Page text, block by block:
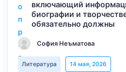
включающий
биографии и
обязательно должны
София Неъматова
Литература 14 мая, 2026